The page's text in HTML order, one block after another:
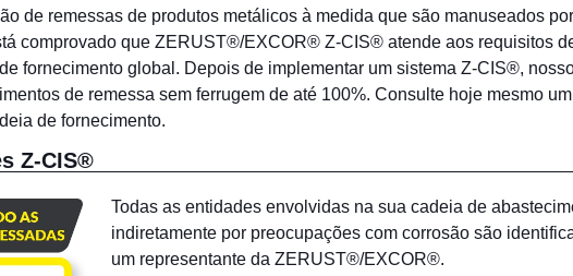
de remessas de produtos metálicos à medida que são manuseados
comprovado que ZERUST®/EXCOR® Z-CIS® atende aos requisitos
fornecimento global. Depois de implementar um sistema Z-CIS®,
de remessa sem ferrugem de até 100%. Consulte hoje mesmo
de fornecimento.
Z-CIS®
Todas as entidades envolvidas na sua cadeia de
indiretamente por preocupações com corrosão são
um representante da ZERUST®/EXCOR®.